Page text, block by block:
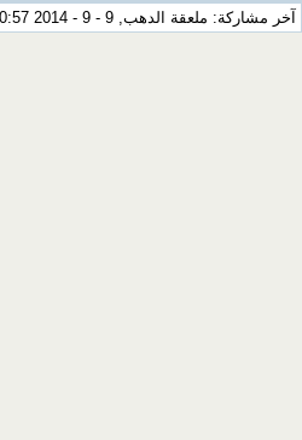
آخر مشاركة: ملعقة الدهب, 9 - 9 - 2014 10:57 AM